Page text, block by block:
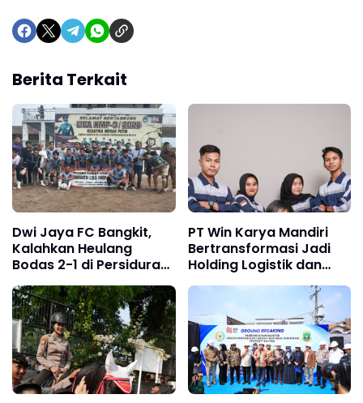
Berita Terkait
Dwi Jaya FC Bangkit,
Kalahkan Heulang
Bodas 2-1 di Persidura
CUP 2026
PT Win Karya Mandiri
Bertransformasi Jadi
Holding Logistik dan
Manufaktur